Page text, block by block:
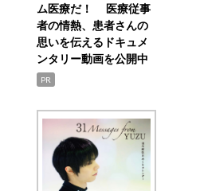
ム医療だ！ 医療従事
者の情熱、患者さんの
思いを伝えるドキュメ
ンタリー動画を公開中
PR